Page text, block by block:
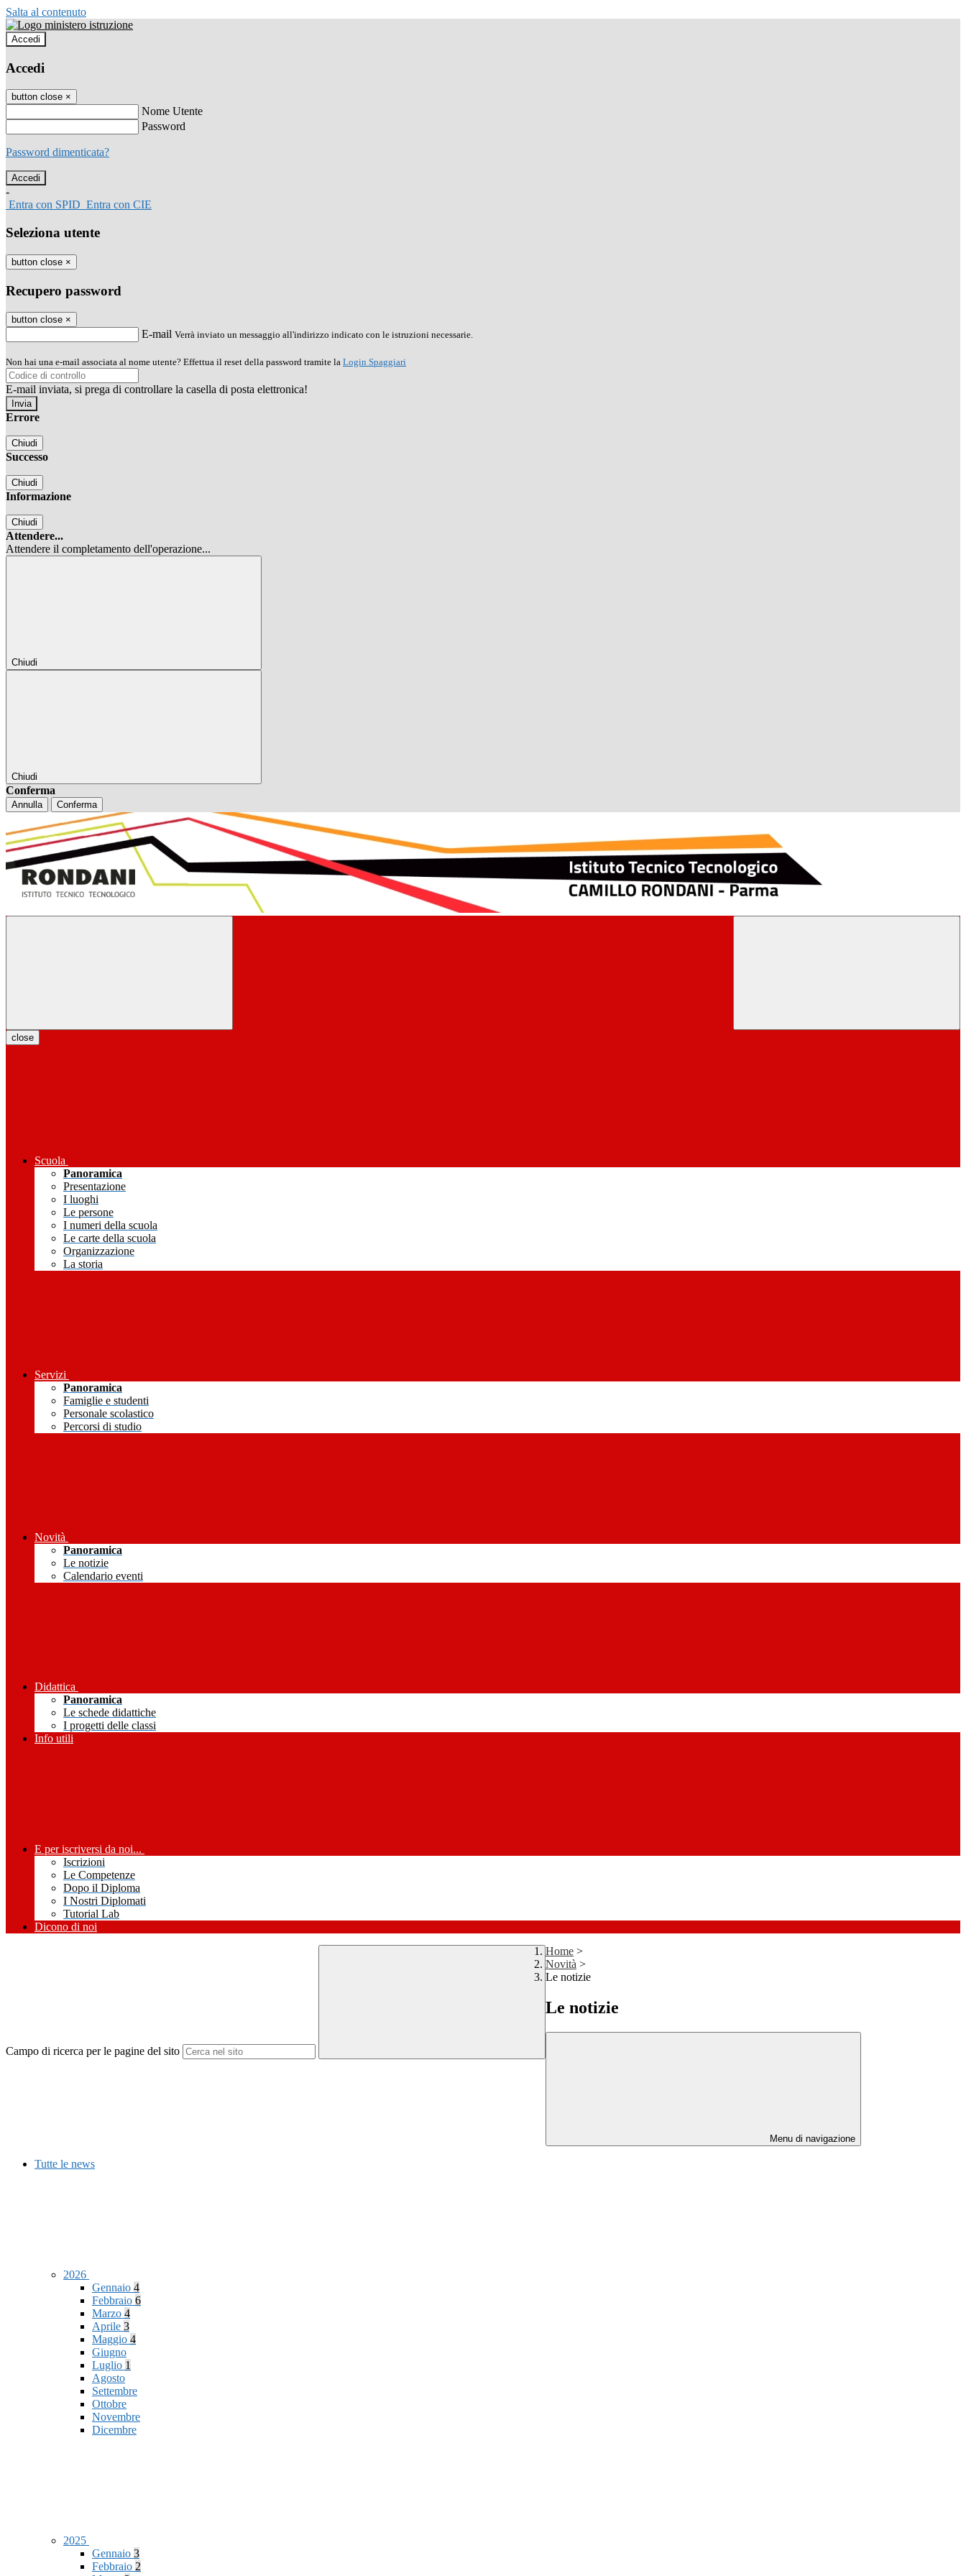
Salta al contenuto
Accedi
Accedi
button close ×
Nome Utente
Password
Password dimenticata?
-
Entra con SPID Entra con CIE
Seleziona utente
button close ×
Recupero password
button close ×
E-mail Verrà inviato un messaggio all'indirizzo indicato con le istruzioni necessarie.
Non hai una e-mail associata al nome utente? Effettua il reset della password tramite la Login Spaggiari
E-mail inviata, si prega di controllare la casella di posta elettronica!
Errore
Chiudi
Successo
Chiudi
Informazione
Chiudi
Attendere...
Attendere il completamento dell'operazione...
Chiudi
Chiudi
Conferma
Annulla Conferma
close
Scuola
Panoramica
Presentazione
I luoghi
Le persone
I numeri della scuola
Le carte della scuola
Organizzazione
La storia
Servizi
Panoramica
Famiglie e studenti
Personale scolastico
Percorsi di studio
Novità
Panoramica
Le notizie
Calendario eventi
Didattica
Panoramica
Le schede didattiche
I progetti delle classi
Info utili
E per iscriversi da noi...
Iscrizioni
Le Competenze
Dopo il Diploma
I Nostri Diplomati
Tutorial Lab
Dicono di noi
Campo di ricerca per le pagine del sito
Home >
Novità >
Le notizie
Le notizie
Menu di navigazione
Tutte le news
2026
Gennaio 4
Febbraio 6
Marzo 4
Aprile 3
Maggio 4
Giugno
Luglio 1
Agosto
Settembre
Ottobre
Novembre
Dicembre
2025
Gennaio 3
Febbraio 2